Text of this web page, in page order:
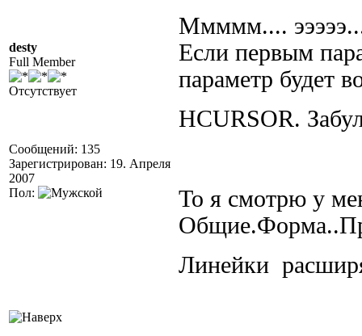
desty
Full Member
Отсутствует
Сообщений: 135
Зарегистрирован: 19. Апреля
2007
Пол:
Ммммм....
Если первым
параметр будет
HCURSOR.
То я смотрю у
Линейки